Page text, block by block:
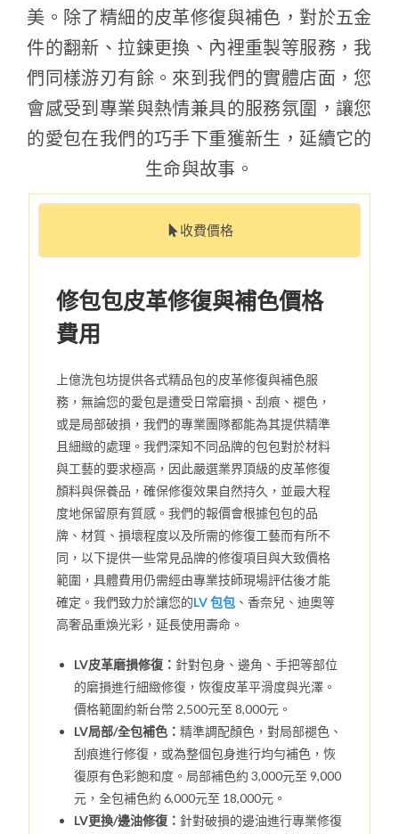
美。除了精細的皮革修復與補色，對於五金
件的翻新、拉鍊更換、內裡重製等服務，我
們同樣游刃有餘。來到我們的實體店面，您
會感受到專業與熱情兼具的服務氛圍，讓您
的愛包在我們的巧手下重獲新生，延續它的
生命與故事。
收費價格
修包包皮革修復與補色價格
費用
上億洗包坊提供各式精品包的皮革修復與補色服
務，無論您的愛包是遭受日常磨損、刮痕、褪色，
或是局部破損，我們的專業團隊都能為其提供精準
且細緻的處理。我們深知不同品牌的包包對於材料
與工藝的要求極高，因此嚴選業界頂級的皮革修復
顏料與保養品，確保修復效果自然持久，並最大程
度地保留原有質感。我們的報價會根據包包的品
牌、材質、損壞程度以及所需的修復工藝而有所不
同，以下提供一些常見品牌的修復項目與大致價格
範圍，具體費用仍需經由專業技師現場評估後才能
確定。我們致力於讓您的LV 包包 、香奈兒、迪奧等
高奢品重煥光彩，延長使用壽命。
LV皮革磨損修復： 針對包身、邊角、手把等部位
的磨損進行細緻修復，恢復皮革平滑度與光澤。
價格範圍約新台幣 2,500元至 8,000元。
LV局部/全包補色：精準調配顏色，對局部褪色、
刮痕進行修復，或為整個包身進行均勻補色，恢
復原有色彩飽和度。局部補色約 3,000元至 9,000
元，全包補色約 6,000元至 18,000元。
LV更換/邊油修復： 針對破損的邊油進行專業修復